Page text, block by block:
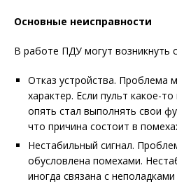
Основные неисправности
В работе ПДУ могут возникнуть
Отказ устройства. Проблема
характер. Если пульт какое-
опять стал выполнять свои
что причина состоит в
Нестабильный сигнал.
обусловлена помехами.
иногда связана с